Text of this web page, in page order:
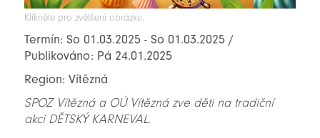
Klikněte pro zvětšení obrázku.
Termín: So 01.03.2025 - So 01.03.2025 /
Publikováno: Pá 24.01.2025
Region: Vítězná
SPOZ Vítězná a OÚ Vítězná zve děti na tradiční
akci DĚTSKÝ KARNEVAL.